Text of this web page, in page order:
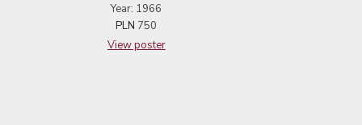
Year: 1966
PLN 750
View poster